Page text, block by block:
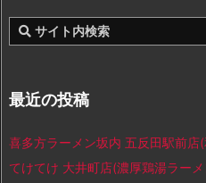
最近の投稿
喜多方ラーメン坂内 五反田駅前店
てけてけ 大井町店(濃厚鶏湯ラー